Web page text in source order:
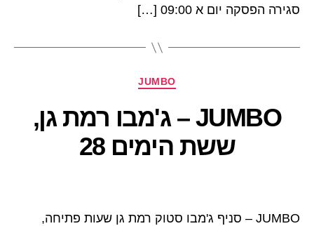
סגירה הפסקה יום א 09:00 […]
קטגוריותJUMBO
JUMBO – ג'מבו רמת גן,
ששת הימים 28
JUMBO – סניף ג'מבו סטוק רמת גן שעות פתיחה,